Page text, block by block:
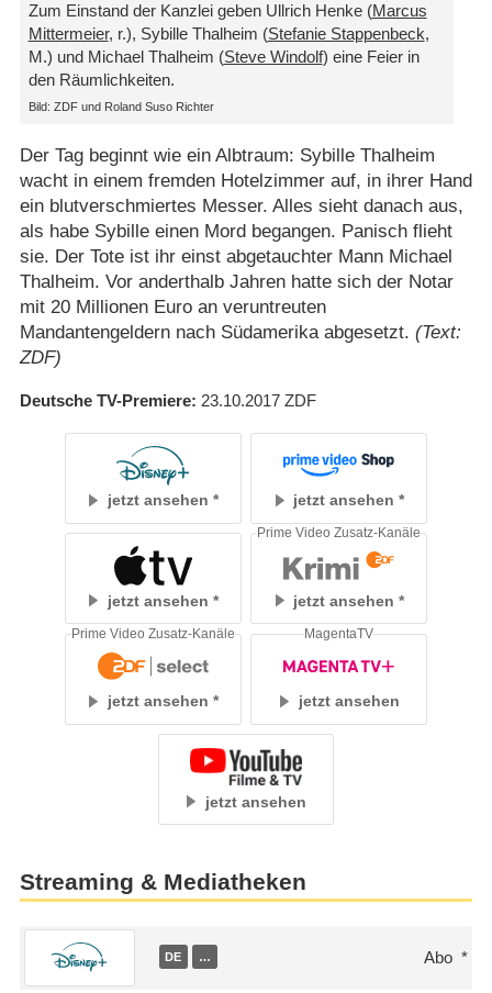
Zum Einstand der Kanzlei geben Ullrich Henke (Marcus
Mittermeier, r.), Sybille Thalheim (Stefanie Stappenbeck,
M.) und Michael Thalheim (Steve Windolf) eine Feier in
den Räumlichkeiten.
Bild: ZDF und Roland Suso Richter
Der Tag beginnt wie ein Albtraum: Sybille Thalheim
wacht in einem fremden Hotelzimmer auf, in ihrer Hand
ein blutverschmiertes Messer. Alles sieht danach aus,
als habe Sybille einen Mord begangen. Panisch flieht
sie. Der Tote ist ihr einst abgetauchter Mann Michael
Thalheim. Vor anderthalb Jahren hatte sich der Notar
mit 20 Millionen Euro an veruntreuten
Mandantengeldern nach Südamerika abgesetzt. (Text:
ZDF)
Deutsche TV-Premiere 23.10.2017 ZDF
jetzt ansehen jetzt ansehen
jetzt ansehen jetzt ansehen
Prime Video Zusatz-Kanäle
jetzt ansehen
Prime Video Zusatz-Kanäle
jetzt ansehen
MagentaTV
jetzt ansehen
Streaming & Mediatheken
DE … Abo